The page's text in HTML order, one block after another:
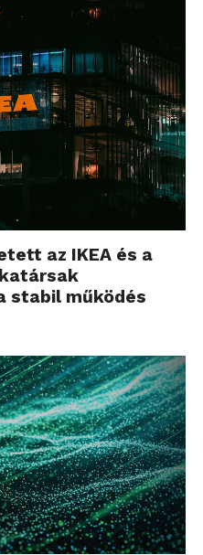
az IKEA és a
stabil működés
Electric